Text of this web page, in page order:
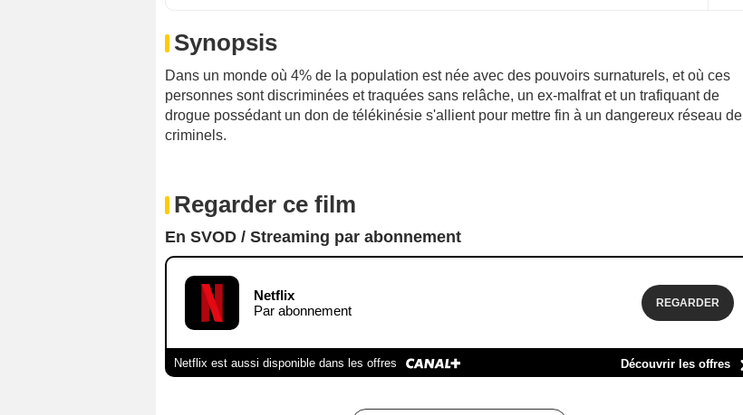
Synopsis
Dans un monde où 4% de la population est née avec des pouvoirs surnaturels, et où ces
personnes sont discriminées et traquées sans relâche, un ex-malfrat et un trafiquant de
drogue possédant un don de télékinésie s'allient pour mettre fin à un dangereux réseau de
criminels.
Regarder ce film
En SVOD / Streaming par abonnement
Netflix
Par abonnement
REGARDER
Netflix est aussi disponible dans les offres Découvrir les offres